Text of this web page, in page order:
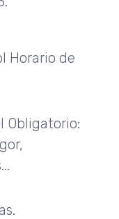
Horario de
Obligatorio: